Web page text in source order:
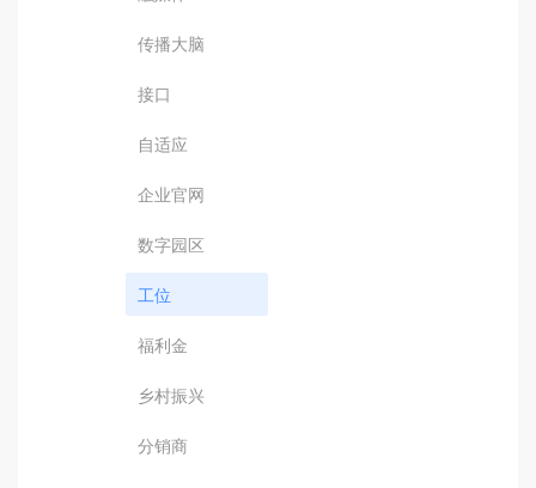
传播大脑
接口
自适应
企业官网
数字园区
工位
福利金
乡村振兴
分销商